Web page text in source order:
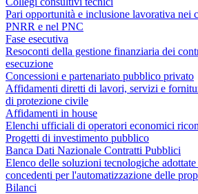
Pari opportunità e inclusione lavorativa nei
PNRR e nel PNC
Fase esecutiva
Resoconti della gestione finanziaria dei
esecuzione
Concessioni e partenariato pubblico privato
Affidamenti diretti di lavori, servizi e
di protezione civile
Affidamenti in house
Elenchi ufficiali di operatori economici
Progetti di investimento pubblico
Banca Dati Nazionale Contratti Pubblici
Elenco delle soluzioni tecnologiche
concedenti per l'automatizzazione delle
Bilanci